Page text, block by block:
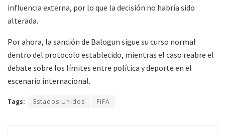
influencia externa, por lo que la decisión no habría sido
alterada.
Por ahora, la sanción de Balogun sigue su curso normal
dentro del protocolo establecido, mientras el caso reabre el
debate sobre los límites entre política y deporte en el
escenario internacional.
Tags: Estados Unidos FIFA